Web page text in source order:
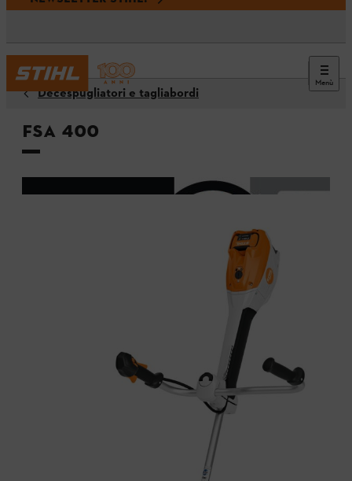
Menù
Decespugliatori e tagliabordi
FSA 400